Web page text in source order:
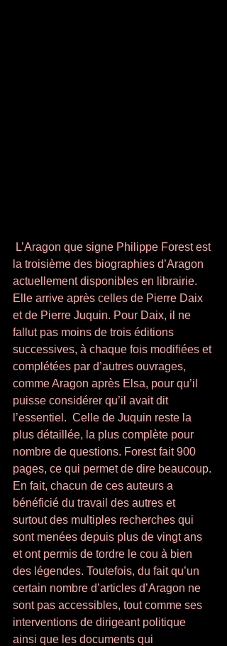
la troisième des biographies d’Aragon
actuellement disponibles en librairie.
Elle arrive après celles de Pierre Daix
et de Pierre Juquin. Pour Daix, il ne
fallut pas moins de trois éditions
successives, à chaque fois modifiées et
complétées par d’autres ouvrages,
comme Aragon après Elsa, pour qu’il
puisse considérer qu’il avait dit
l’essentiel.  Celle de Juquin reste la
plus détaillée, la plus complète pour
nombre de questions. Forest fait 900
pages, ce qui permet de dire beaucoup.
En fait, chacun de ces auteurs a
bénéficié du travail des autres et
surtout des multiples recherches qui
sont menées depuis plus de vingt ans
et ont permis de tordre le cou à bien
des légendes. Toutefois, du fait qu’un
certain nombre d’articles d’Aragon ne
sont pas accessibles, tout comme ses
interventions de dirigeant politique
ainsi que les documents qui